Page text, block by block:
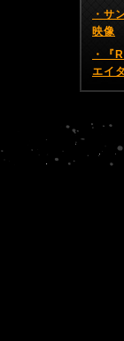
・サ
映像
・『
エイ